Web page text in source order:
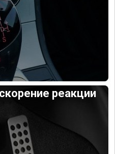
реакции